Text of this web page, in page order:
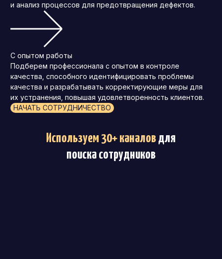
и анализ процессов для предотвращения дефектов.
С опытом работы
Подберем профессионала с опытом в контроле
качества, способного идентифицировать проблемы
качества и разрабатывать корректирующие меры для
их устранения, повышая удовлетворенность клиентов.
НАЧАТЬ СОТРУДНИЧЕСТВО
Используем 30+ каналовдля
поиска сотрудников